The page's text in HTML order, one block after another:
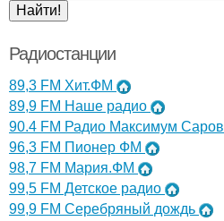
Радиостанции
89,3 FM Хит.ФМ
89,9 FM Наше радио
90.4 FM Радио Максимум Саров
96,3 FM Пионер ФМ
98,7 FM Мария.ФМ
99,5 FM Детское радио
99,9 FM Серебряный дождь